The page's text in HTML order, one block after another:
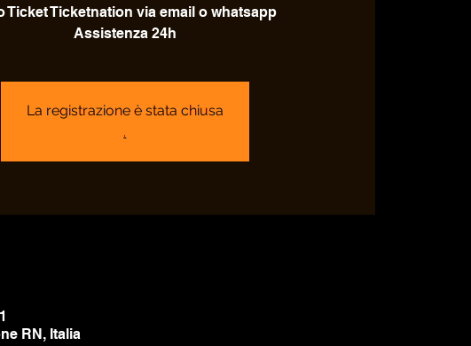
Ticket Ticketnation via email o whatsapp
Assistenza 24h
La registrazione è stata chiusa
.
RN, Italia